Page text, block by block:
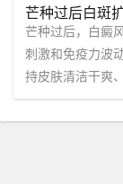
芒种过后白斑
科学防护“【
芒种过后，白癜
刺激和免疫力波
持皮肤清洁干爽